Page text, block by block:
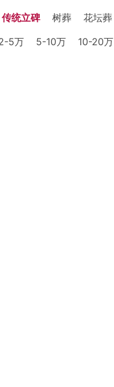
传统立碑 树葬 花坛葬
5万 5-10万 10-20万